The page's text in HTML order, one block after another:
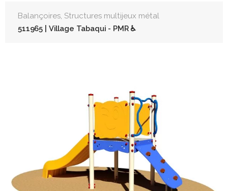
Balançoires, Structures multijeux métal
511965 | Village Tabaqui - PMR ♿